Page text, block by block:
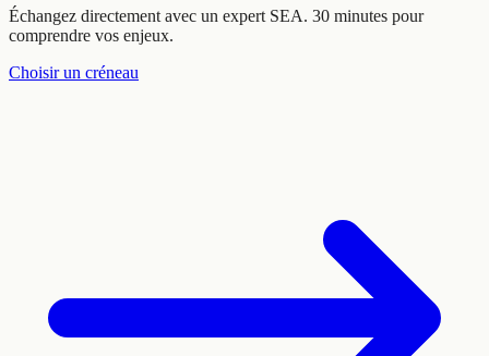
Échangez directement avec un expert SEA. 30 minutes pour
comprendre vos enjeux.
Choisir un créneau